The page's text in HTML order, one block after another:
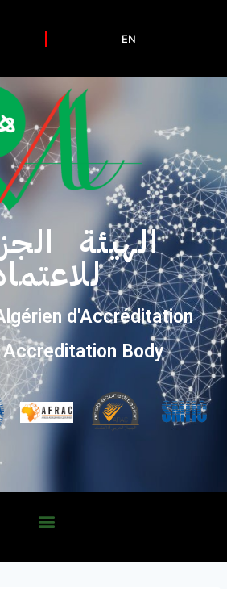
EN
الهيئة
d'Accréditation
Body